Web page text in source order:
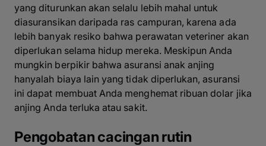
yang diturunkan akan selalu lebih mahal untuk
diasuransikan daripada ras campuran, karena ada
lebih banyak resiko bahwa perawatan veteriner akan
diperlukan selama hidup mereka. Meskipun Anda
mungkin berpikir bahwa asuransi anak anjing
hanyalah biaya lain yang tidak diperlukan, asuransi
ini dapat membuat Anda menghemat ribuan dolar jika
anjing Anda terluka atau sakit.
Pengobatan cacingan rutin